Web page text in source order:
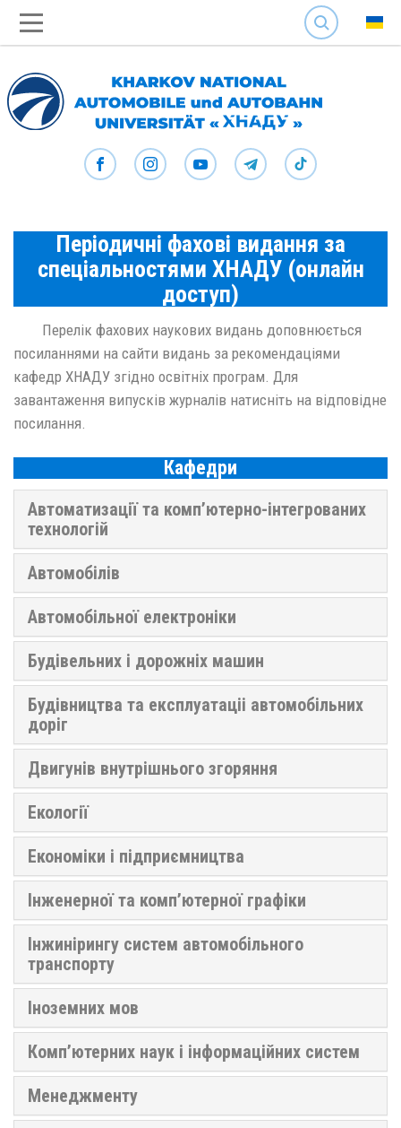
SEARCH
Періодичні фахові видання за
спеціальностями ХНАДУ (онлайн
доступ)
Перелік фахових наукових видань доповнюється
посиланнями на сайти видань за рекомендаціями
кафедр ХНАДУ згідно освітніх програм. Для
завантаження випусків журналів натисніть на відповідне
посилання.
Кафедри
Автоматизації та комп’ютерно-інтегрованих
технологій
Автомобілів
Автомобільної електроніки
Будівельних і дорожніх машин
Будівництва та експлуатаціі автомобільних
доріг
Двигунів внутрішнього згоряння
Екології
Економіки і підприємництва
Інженерної та комп’ютерної графіки
Інжинірингу систем автомобільного
транспорту
Іноземних мов
Комп’ютерних наук і інформаційних систем
Менеджменту